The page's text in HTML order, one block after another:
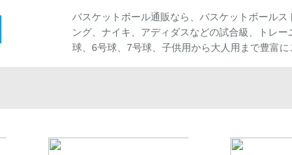
バスケットボール通販なら、バスケットボール
ング、ナイキ、アディダスなどの試合級、トレ
球、6号球、7号球、子供用から大人用まで豊富に